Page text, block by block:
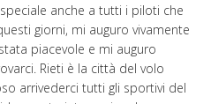
anche a tutti i piloti che
giorni, mi auguro vivamente
piacevole e mi auguro
Rieti è la città del volo
arrivederci tutti gli sportivi del